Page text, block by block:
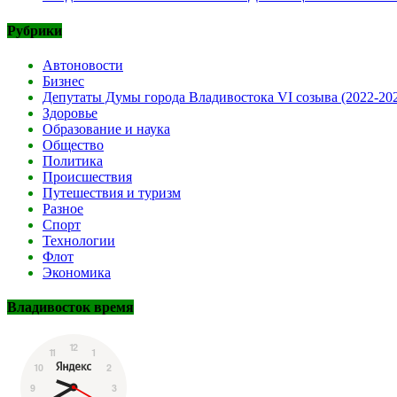
Рубрики
Автоновости
Бизнес
Депутаты Думы города Владивостока VI созыва (2022-
Здоровье
Образование и наука
Общество
Политика
Происшествия
Путешествия и туризм
Разное
Спорт
Технологии
Флот
Экономика
Владивосток время